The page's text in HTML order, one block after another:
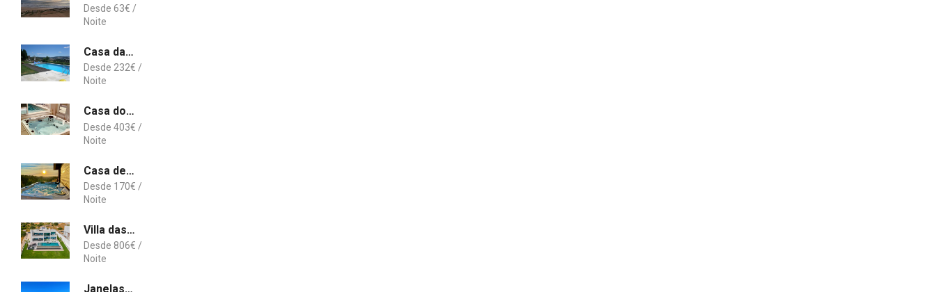
63€
Casa da Pedra
232€
Casa dos Pinheiros 109 - Private Villa with pool & heated SPA
403€
Casa de Campo Montum Farm Living
170€
Villa das Amendoeiras by HelloVacations
806€
Janelas do Oceano - Casa de Ferias T3 Vilamoura